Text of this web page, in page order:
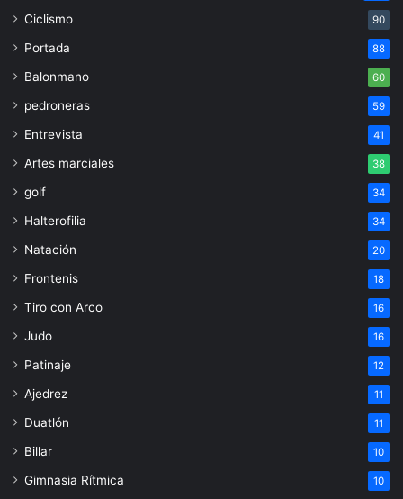
Ciclismo 90
Portada 88
Balonmano 60
pedroneras 59
Entrevista 41
Artes marciales 38
golf 34
Halterofilia 34
Natación 20
Frontenis 18
Tiro con Arco 16
Judo 16
Patinaje 12
Ajedrez 11
Duatlón 11
Billar 10
Gimnasia Rítmica 10